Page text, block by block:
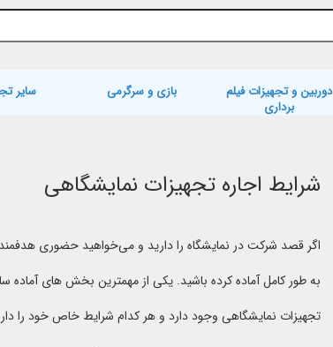
دوربین و تجهیزات فیلم
برداری
بازی و سرگرمی سایر
شرایط اجاره تجهیزات نمایشگاهی
اگر قصد شرکت در نمایشگاه را دارید و می‌خواهید حضوری
به طور کامل آماده کرده باشید. یکی از مهمترین بخش های آماده
تجهیزات نمایشگاهی وجود دارد و هر کدام شرایط خاص خود را